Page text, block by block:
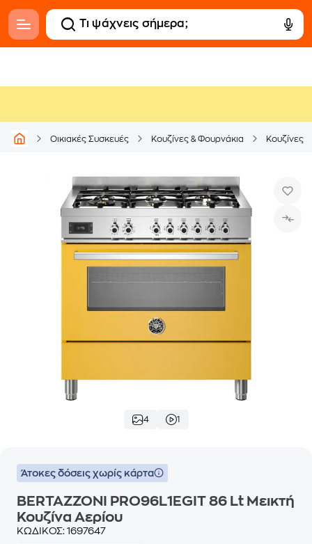
Οικιακές Συσκευές Κουζίνες & Φουρνάκια Κουζίνες
4 1
Άτοκες δόσεις χωρίς κάρτα
BERTAZZONI PRO96L1EGIT 86 Lt Μεικτή
Κουζίνα Αερίου
ΚΩΔΙΚΟΣ: 1697647